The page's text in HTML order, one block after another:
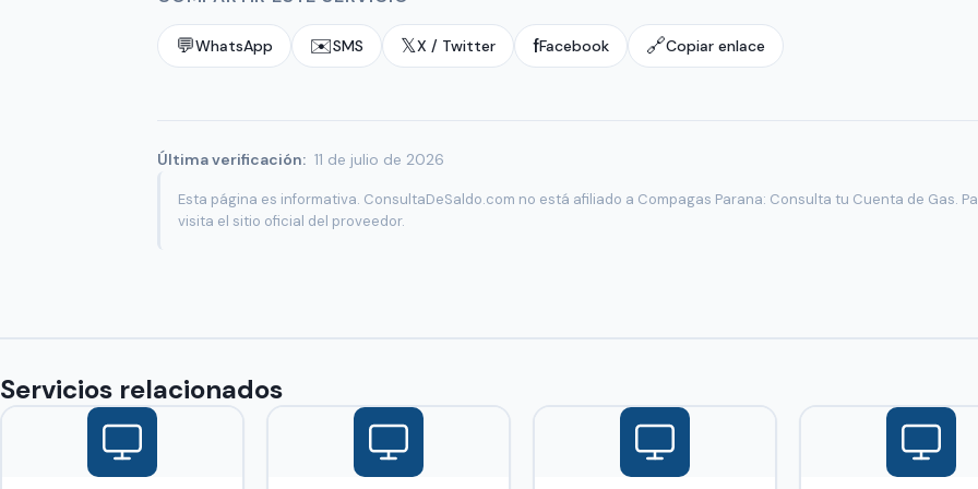
💬WhatsApp ✉️SMS 𝕏X / Twitter fFacebook 🔗Copiar enlace
Última verificación: 11 de julio de 2026
Esta página es informativa. ConsultaDeSaldo.com no está afiliado a Compagas Parana: Consulta tu Cuenta de Gas.
visita el sitio oficial del proveedor.
Servicios relacionados